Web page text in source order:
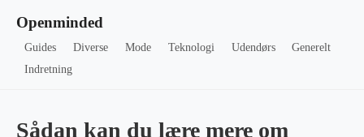
Openminded
Guides Diverse Mode Teknologi Udendørs
Generelt
Indretning
Sådan kan du lære mere om